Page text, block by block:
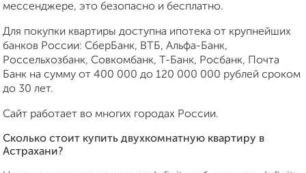
мессенджере, это безопасно и бесплатно.
Для покупки квартиры доступна ипотека от крупнейших
банков России: СберБанк, ВТБ, Альфа-Банк,
Россельхозбанк, Совкомбанк, Т-Банк, Росбанк, Почта
Банк на сумму от 400 000 до 120 000 000 рублей сроком
до 30 лет.
Сайт работает во многих городах России.
Сколько стоит купить двухкомнатную квартиру в
Астрахани?